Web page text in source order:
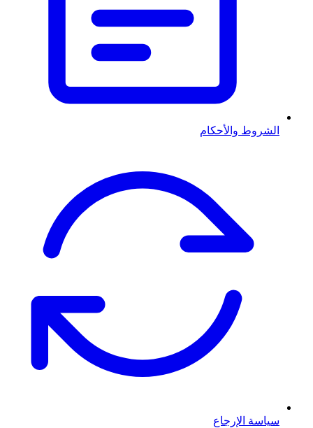
الشروط والأحكام
سياسة الإرجاع